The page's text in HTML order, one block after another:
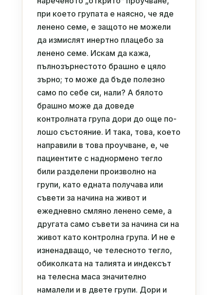
при което групата е наясно, че яде
ленено семе, е защото не можели
да измислят инертно плацебо за
ленено семе. Искам да кажа,
пълнозърнестото брашно е цяло
зърно; то може да бъде полезно
само по себе си, нали? А бялото
брашно може да доведе
контролната група дори до още по-
лошо състояние. И така, това, което
направили в това проучване, е, че
пациентите с наднормено тегло
били разделени произволно на
групи, като едната получава или
съвети за начина на живот и
ежедневно смляно ленено семе, а
другата само съвети за начина си на
живот като контролна група. И не е
изненадващо, че телесното тегло,
обиколката на талията и индексът
на телесна маса значително
намалели и в двете групи. Дори и